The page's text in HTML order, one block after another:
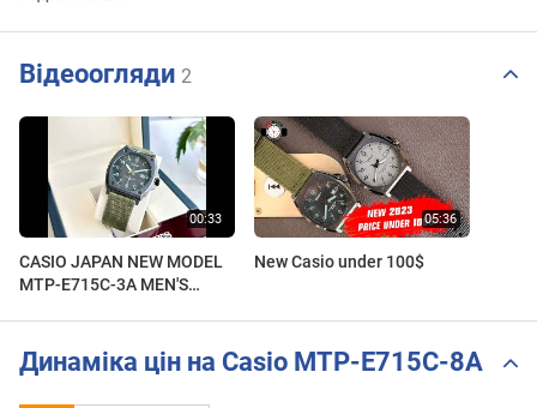
Відеоогляди 2
CASIO JAPAN NEW MODEL
MTP-E715C-3A MEN'S
New Casio under 100$
Динаміка цін на Casio MTP-E715C-8A